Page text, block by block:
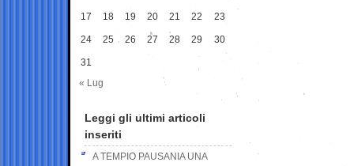
17 18 19 20 21 22 23
24 25 26 27 28 29 30
31
« Lug
Leggi gli ultimi articoli
inseriti
A TEMPIO PAUSANIA UNA